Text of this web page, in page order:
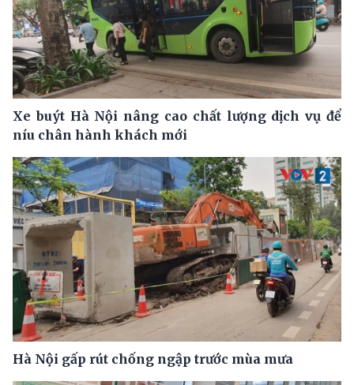
Xe buýt Hà Nội nâng cao chất lượng dịch vụ để
níu chân hành khách mới
Hà Nội gấp rút chống ngập trước mùa mưa